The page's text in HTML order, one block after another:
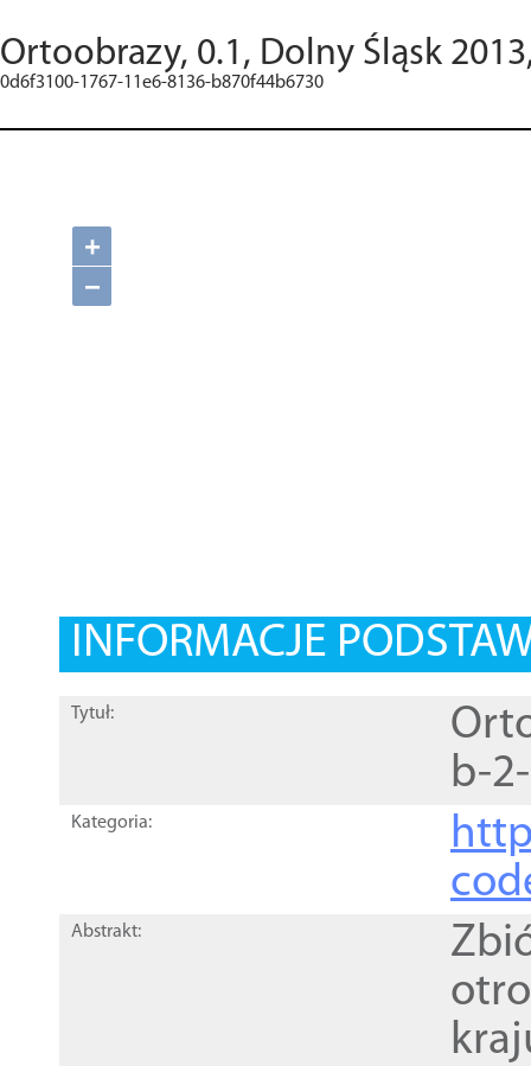
Ortoobrazy, 0.1, Dolny Śląsk
0d6f3100-1767-11e6-8136-b870f44b6730
+
−
INFORMACJE
Tytuł:
b-
Kategoria:
Abstrakt: